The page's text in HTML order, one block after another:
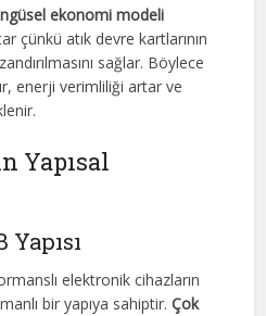
ekonomi modeli
çünkü atık devre kartlarının
sağlar. Böylece
enerji verimliliği artar ve
Yapısal
Yapısı
elektronik cihazların
bir yapıya sahiptir.Çok